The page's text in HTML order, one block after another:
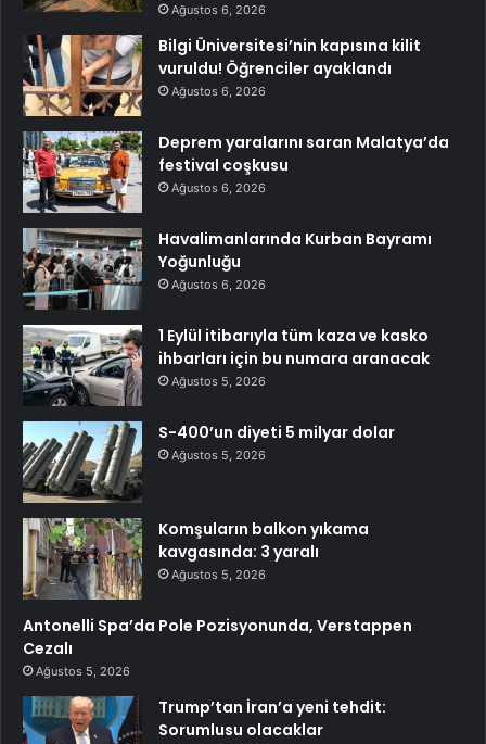
Ağustos 6, 2026
Bilgi Üniversitesi’nin kapısına kilit
vuruldu! Öğrenciler ayaklandı
Ağustos 6, 2026
Deprem yaralarını saran Malatya’da
festival coşkusu
Ağustos 6, 2026
Havalimanlarında Kurban Bayramı
Yoğunluğu
Ağustos 6, 2026
1 Eylül itibarıyla tüm kaza ve kasko
ihbarları için bu numara aranacak
Ağustos 5, 2026
S-400’un diyeti 5 milyar dolar
Ağustos 5, 2026
Komşuların balkon yıkama
kavgasında: 3 yaralı
Ağustos 5, 2026
Antonelli Spa’da Pole Pozisyonunda, Verstappen
Cezalı
Ağustos 5, 2026
Trump’tan İran’a yeni tehdit:
Sorumlusu olacaklar